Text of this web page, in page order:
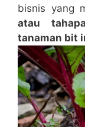
bisnis yang
atau
tanaman bit